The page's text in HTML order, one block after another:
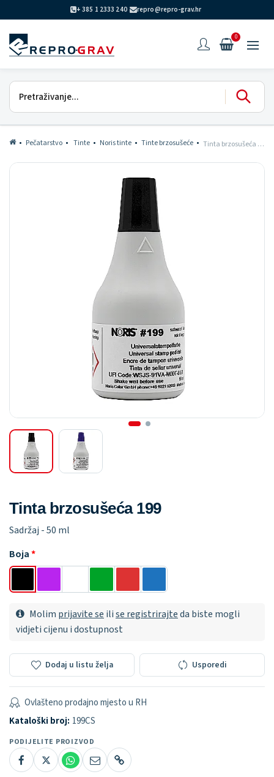
+ 385 1 2333 240 repro@repro-grav.hr
0
Pečatarstvo Tinte Noris tinte Tinte brzosušeće Tinta brzosušeća 199
Tinta brzosušeća 199
Sadržaj - 50 ml
Boja
Molim prijavite se ilise registrirajteda biste mogli
vidjeti cijenu i dostupnost
Dodaj u listu želja Usporedi
Ovlašteno prodajno mjesto u RH
Kataloški broj: 199CS
PODIJELITE PROIZVOD